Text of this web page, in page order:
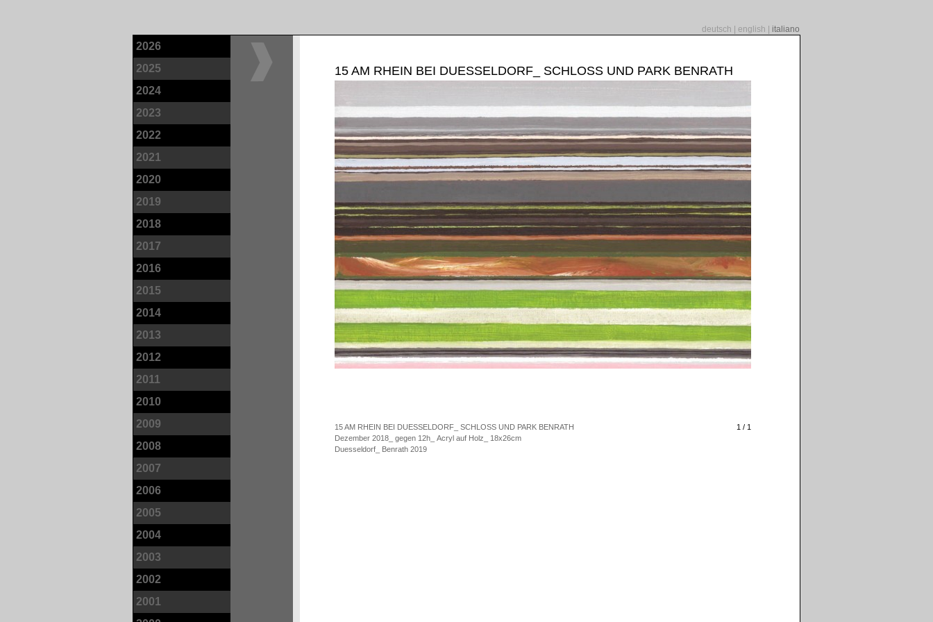
deutsch english italiano
2026
2025
2024
2023
2022
2021
2020
2019
2018
2017
2016
2015
2014
2013
2012
2011
2010
2009
2008
2007
2006
2005
2004
2003
2002
2001
15 AM RHEIN BEI DUESSELDORF_ SCHLOSS UND PARK BENRATH
1 / 1
15 AM RHEIN BEI DUESSELDORF_ SCHLOSS UND PARK BENRATH
Dezember 2018_ gegen 12h_ Acryl auf Holz_ 18x26cm
Duesseldorf_ Benrath 2019